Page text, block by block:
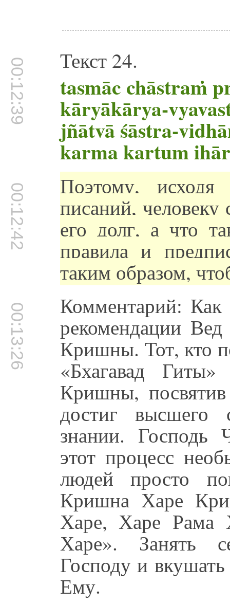
00:12:39 Текст 24.
tasmāc chāstraṁ
kāryākārya-
jñātvā śāstra-
karma kartum
00:12:42 Поэтому, исходя
писаний, человеку
его долг, а что
правила и
таким образом,
00:13:26 Комментарий: Как
рекомендации
Кришны. Тот, кто
«Бхагавад
Кришны,
достиг высшего
знании. Господь
этот процесс
людей просто
Кришна Харе
Харе, Харе Рама
Харе». Занять
Господу и
Ему.